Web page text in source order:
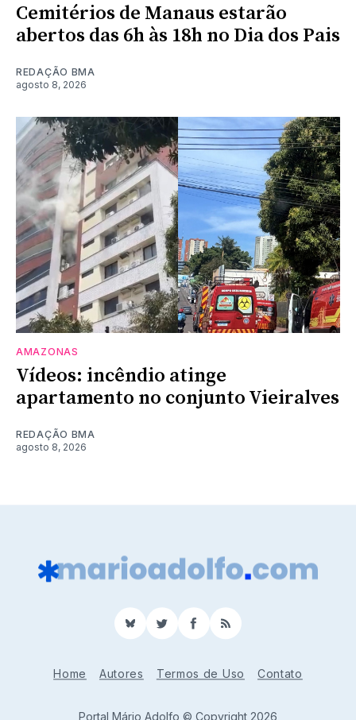
Cemitérios de Manaus estarão
abertos das 6h às 18h no Dia dos Pais
REDAÇÃO BMA
agosto 8, 2026
AMAZONAS
Vídeos: incêndio atinge
apartamento no conjunto Vieiralves
REDAÇÃO BMA
agosto 8, 2026
BlueSkyTwitterFacebook
RSS
Home Autores Termos de Uso Contato
Portal Mário Adolfo © Copyright 2026